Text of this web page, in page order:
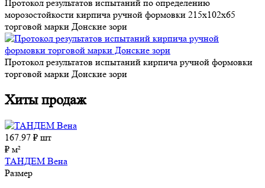
Протокол результатов испытаний по определению
морозостойкости кирпича ручной формовки 215x102x65
торговой марки Донские зори
Протокол результатов испытаний кирпича ручной формовки
торговой марки Донские зори
Хиты продаж
167.97 ₽ шт
₽ м²
ТАНДЕМ Вена
Размер